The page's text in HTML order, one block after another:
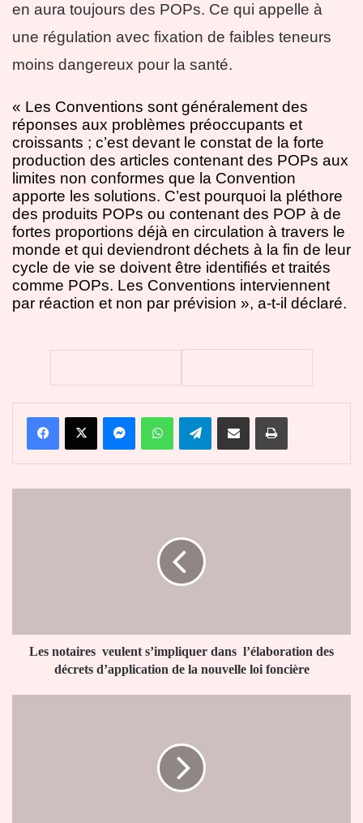
en aura toujours des POPs. Ce qui appelle à
une régulation avec fixation de faibles teneurs
moins dangereux pour la santé.
« Les Conventions sont généralement des
réponses aux problèmes préoccupants et
croissants ; c’est devant le constat de la forte
production des articles contenant des POPs aux
limites non conformes que la Convention
apporte les solutions. C’est pourquoi la pléthore
des produits POPs ou contenant des POP à de
fortes proportions déjà en circulation à travers le
monde et qui deviendront déchets à la fin de leur
cycle de vie se doivent être identifiés et traités
comme POPs. Les Conventions interviennent
par réaction et non par prévision », a-t-il déclaré.
FacebookX MessengerWhatsAppTelegramPartager par email Imprimer
d’application
Les notaires veulent s’impliquer dans l’élaboration des
décrets d’application de la nouvelle loi foncière